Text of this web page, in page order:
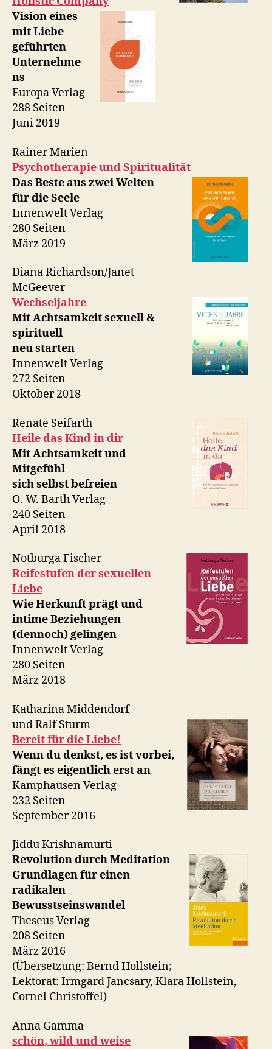
Vision eines
mit Liebe
geführten
Unternehme
ns
Europa Verlag
288 Seiten
Juni 2019
Rainer Marien
Psychotherapie und Spiritualität
Das Beste aus zwei Welten
für die Seele
Innenwelt Verlag
280 Seiten
März 2019
Diana Richardson/Janet
McGeever
Wechseljahre
Mit Achtsamkeit sexuell &
spirituell
neu starten
Innenwelt Verlag
272 Seiten
Oktober 2018
Renate Seifarth
Heile das Kind in dir
Mit Achtsamkeit und
Mitgefühl
sich selbst befreien
O. W. Barth Verlag
240 Seiten
April 2018
Notburga Fischer
Reifestufen der sexuellen
Liebe
Wie Herkunft prägt und
intime Beziehungen
(dennoch) gelingen
Innenwelt Verlag
280 Seiten
März 2018
Katharina Middendorf
und Ralf Sturm
Bereit für die Liebe!
Wenn du denkst, es ist vorbei,
fängt es eigentlich erst an
Kamphausen Verlag
232 Seiten
September 2016
Jiddu Krishnamurti
Revolution durch Meditation
Grundlagen für einen
radikalen
Bewusstseinswandel
Theseus Verlag
208 Seiten
März 2016
(Übersetzung: Bernd Hollstein;
Lektorat: Irmgard Jancsary, Klara Hollstein,
Cornel Christoffel)
Anna Gamma
schön, wild und weise